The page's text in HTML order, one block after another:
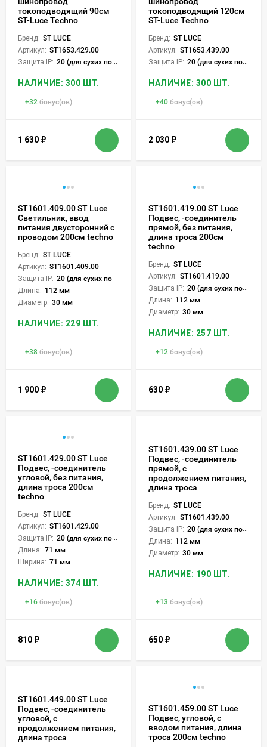
токоподводящий 90см
ST-Luce Techno
Бренд: ST LUCE
Артикул: ST1653.429.00
Защита IP: 20 (для сухих пом.)
НАЛИЧИЕ: 300 ШТ.
+32 бонус(ов)
1 630 ₽
токоподводящий 120см
ST-Luce Techno
Бренд: ST LUCE
Артикул: ST1653.439.00
Защита IP: 20 (для сухих пом.)
НАЛИЧИЕ: 300 ШТ.
+40 бонус(ов)
2 030 ₽
ST1601.409.00 ST Luce
Светильник, ввод
питания двусторонний с
проводом 200см techno
Бренд: ST LUCE
Артикул: ST1601.409.00
Защита IP: 20 (для сухих пом.)
Длина: 112 мм
Диаметр: 30 мм
НАЛИЧИЕ: 229 ШТ.
+38 бонус(ов)
1 900 ₽
ST1601.419.00 ST Luce
Подвес, -соединитель
прямой, без питания,
длина троса 200см
techno
Бренд: ST LUCE
Артикул: ST1601.419.00
Защита IP: 20 (для сухих пом.)
Длина: 112 мм
Диаметр: 30 мм
НАЛИЧИЕ: 257 ШТ.
+12 бонус(ов)
630 ₽
ST1601.429.00 ST Luce
Подвес, -соединитель
угловой, без питания,
длина троса 200см
techno
Бренд: ST LUCE
Артикул: ST1601.429.00
Защита IP: 20 (для сухих пом.)
Длина: 71 мм
Ширина: 71 мм
НАЛИЧИЕ: 374 ШТ.
+16 бонус(ов)
810 ₽
ST1601.439.00 ST Luce
Подвес, -соединитель
прямой, с
продолжением питания,
длина троса
Бренд: ST LUCE
Артикул: ST1601.439.00
Защита IP: 20 (для сухих пом.)
Длина: 112 мм
Диаметр: 30 мм
НАЛИЧИЕ: 190 ШТ.
+13 бонус(ов)
650 ₽
ST1601.449.00 ST Luce
Подвес, -соединитель
угловой, с
продолжением питания,
длина троса
ST1601.459.00 ST Luce
Подвес, угловой, с
вводом питания, длина
троса 200см techno